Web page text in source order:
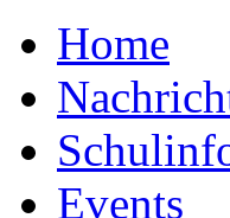
Home
Events